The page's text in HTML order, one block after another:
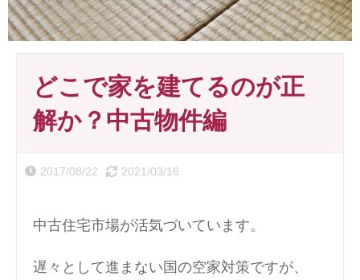
どこで家を建てるのが正
解か？中古物件編
2017/08/22 2021/03/16
中古住宅市場が活気づいています。
遅々として進まない国の空家対策ですが、